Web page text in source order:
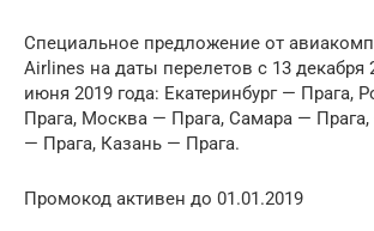
Специальное предложение от
Airlines на даты перелетов с 13 декабря
июня 2019 года: Екатеринбург — Прага,
Прага, Москва — Прага, Самара — Прага,
— Прага, Казань — Прага.
Промокод активен до 01.01.2019